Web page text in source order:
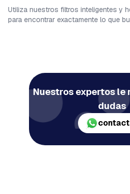
Utiliza nuestros filtros inteligentes y
para encontrar exactamente lo que
Nuestros expertos le
dudas